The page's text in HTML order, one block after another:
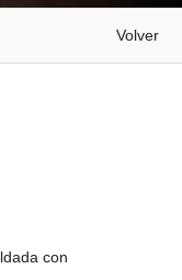
Volver
con